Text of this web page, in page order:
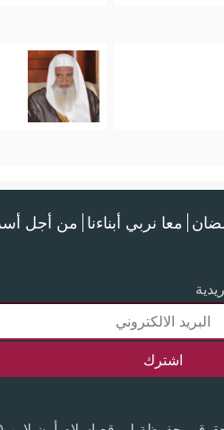
معا نربي أبناءنا من أجل